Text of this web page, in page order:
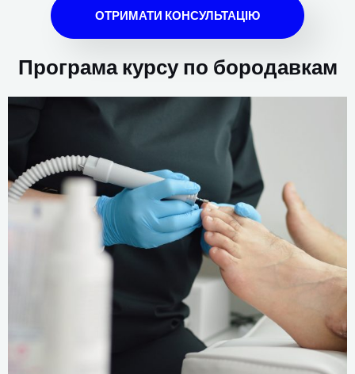
ОТРИМАТИ КОНСУЛЬТАЦІЮ
Програма курсу по бородавкам